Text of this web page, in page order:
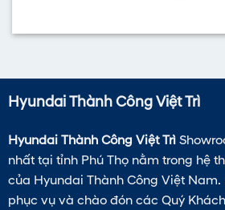
Hyundai Thành Công Việt Trì
Hyundai Thành Công Việt Trì
nhất tại tỉnh Phú Thọ nằm trong hệ
của Hyundai Thành Công Việt
phục vụ và chào đón các Quý